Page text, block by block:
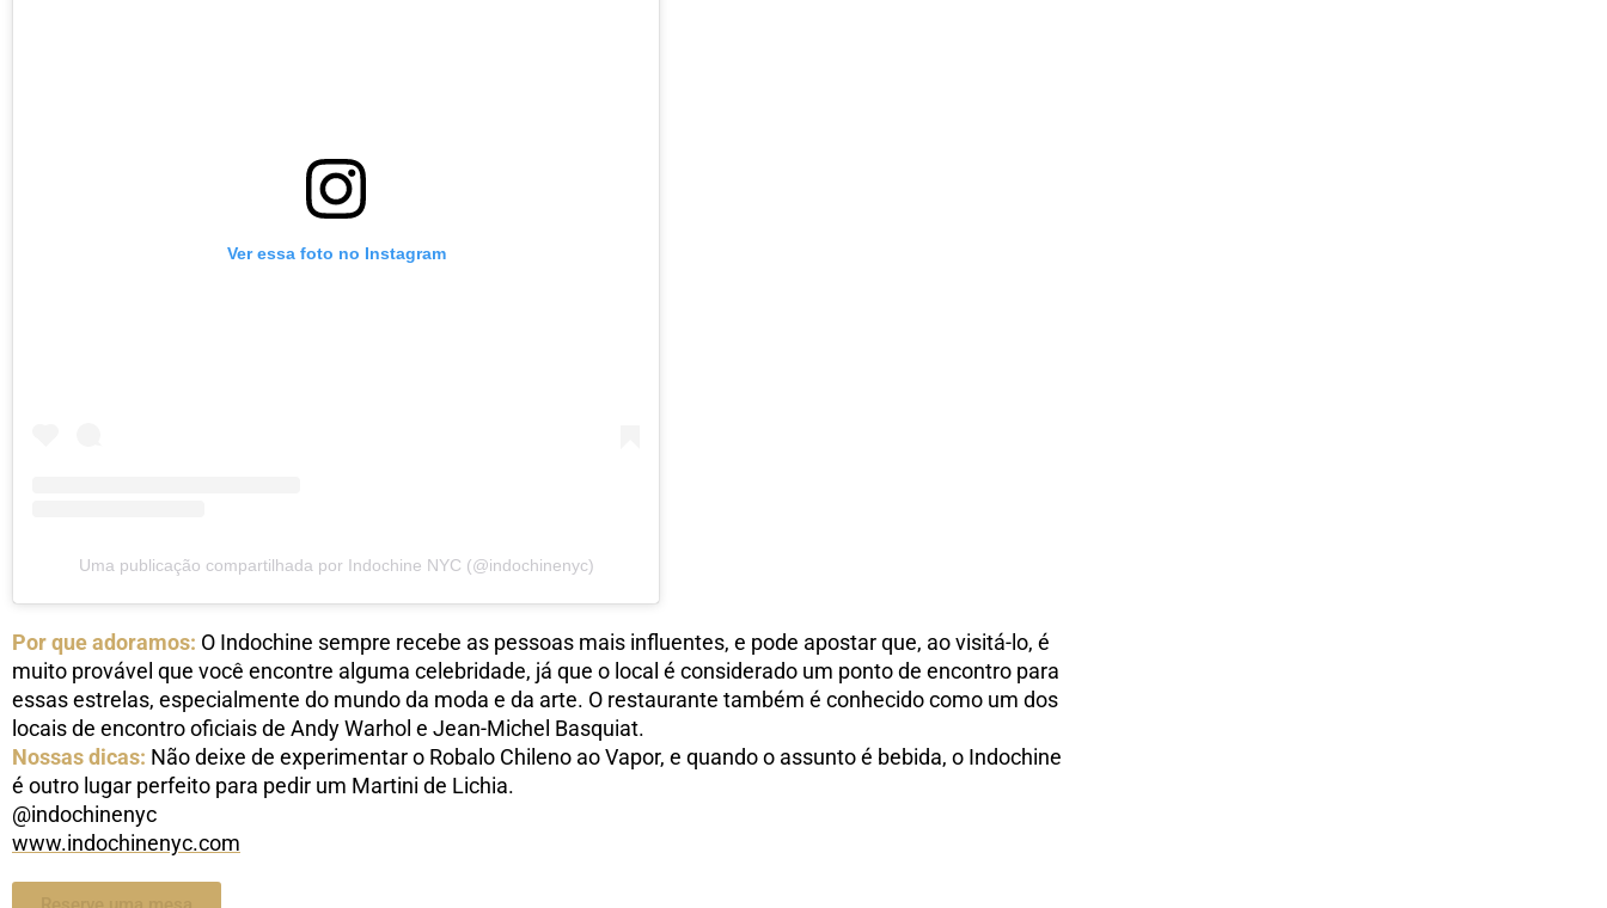
Ver essa foto no Instagram
Uma publicação compartilhada por Indochine NYC (@indochinenyc)
Por que adoramos: O Indochine sempre recebe as pessoas mais influentes, e pode apostar que, ao visitá-lo, é
muito provável que você encontre alguma celebridade, já que o local é considerado um ponto de encontro para
essas estrelas, especialmente do mundo da moda e da arte. O restaurante também é conhecido como um dos
locais de encontro oficiais de Andy Warhol e Jean-Michel Basquiat.
Nossas dicas: Não deixe de experimentar o Robalo Chileno ao Vapor, e quando o assunto é bebida, o Indochine
é outro lugar perfeito para pedir um Martini de Lichia.
@indochinenyc
www.indochinenyc.com